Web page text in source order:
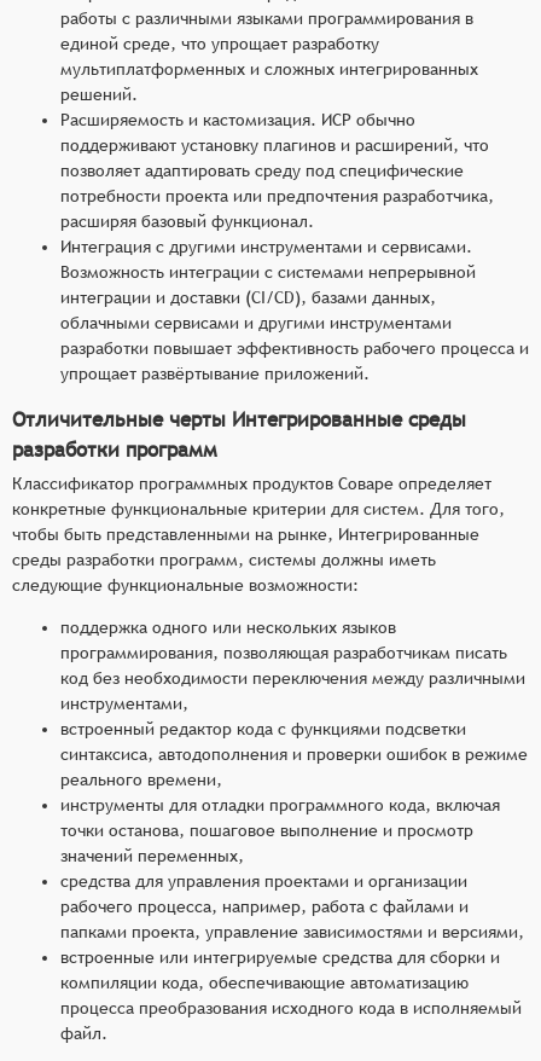
работы с различными языками программирования в
единой среде, что упрощает разработку
мультиплатформенных и сложных интегрированных
решений.
Расширяемость и кастомизация. ИСР обычно
поддерживают установку плагинов и расширений, что
позволяет адаптировать среду под специфические
потребности проекта или предпочтения разработчика,
расширяя базовый функционал.
Интеграция с другими инструментами и сервисами.
Возможность интеграции с системами непрерывной
интеграции и доставки (CI/CD), базами данных,
облачными сервисами и другими инструментами
разработки повышает эффективность рабочего процесса и
упрощает развёртывание приложений.
Отличительные черты Интегрированные среды
разработки программ
Классификатор программных продуктов Соваре определяет
конкретные функциональные критерии для систем. Для того,
чтобы быть представленными на рынке, Интегрированные
среды разработки программ, системы должны иметь
следующие функциональные возможности:
поддержка одного или нескольких языков
программирования, позволяющая разработчикам писать
код без необходимости переключения между различными
инструментами,
встроенный редактор кода с функциями подсветки
синтаксиса, автодополнения и проверки ошибок в режиме
реального времени,
инструменты для отладки программного кода, включая
точки останова, пошаговое выполнение и просмотр
значений переменных,
средства для управления проектами и организации
рабочего процесса, например, работа с файлами и
папками проекта, управление зависимостями и версиями,
встроенные или интегрируемые средства для сборки и
компиляции кода, обеспечивающие автоматизацию
процесса преобразования исходного кода в исполняемый
файл.